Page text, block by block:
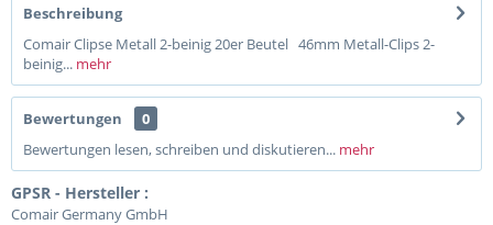
Beschreibung
Comair Clipse Metall 2-beinig 20er Beutel 46mm Metall-Clips 2-
beinig... mehr
Bewertungen
0
Bewertungen lesen, schreiben und diskutieren... mehr
GPSR - Hersteller :
Comair Germany GmbH